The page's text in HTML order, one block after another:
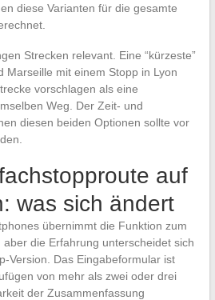
diese Varianten für die gesamte
Strecken relevant. Eine “kürzeste”
Marseille mit einem Stopp in Lyon
vorschlagen als eine
Weg. Der Zeit- und
diesen beiden Optionen sollte vor
auf
was sich ändert
übernimmt die Funktion zum
die Erfahrung unterscheidet sich
Version. Das Eingabeformular ist
von mehr als zwei oder drei
der Zusammenfassung